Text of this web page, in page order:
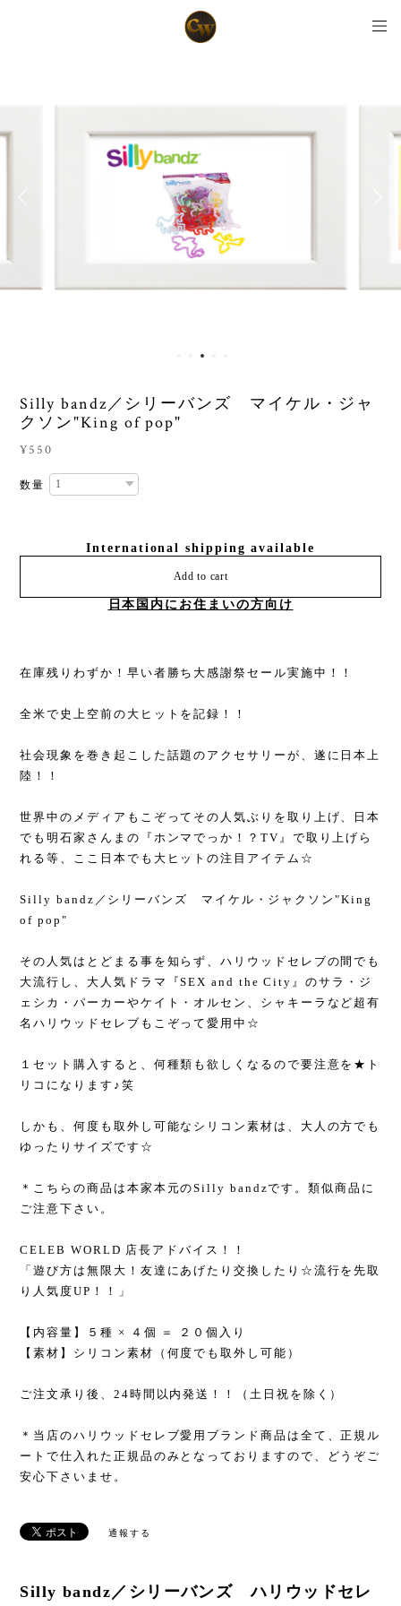
Silly bandz／シリーバンズ マイケル・ジャ
クソン"King of pop"
¥550
数量
International shipping available
Add to cart
日本国内にお住まいの方向け
在庫残りわずか！早い者勝ち大感謝祭セール実施中！！
全米で史上空前の大ヒットを記録！！
社会現象を巻き起こした話題のアクセサリーが、遂に日本上
陸！！
世界中のメディアもこぞってその人気ぶりを取り上げ、日本
でも明石家さんまの『ホンマでっか！？TV』で取り上げら
れる等、ここ日本でも大ヒットの注目アイテム☆
Silly bandz／シリーバンズ マイケル・ジャクソン"King
of pop"
その人気はとどまる事を知らず、ハリウッドセレブの間でも
大流行し、大人気ドラマ『SEX and the City』のサラ・ジ
ェシカ・パーカーやケイト・オルセン、シャキーラなど超有
名ハリウッドセレブもこぞって愛用中☆
１セット購入すると、何種類も欲しくなるので要注意を★ト
リコになります♪笑
しかも、何度も取外し可能なシリコン素材は、大人の方でも
ゆったりサイズです☆
＊こちらの商品は本家本元のSilly bandzです。類似商品に
ご注意下さい。
CELEB WORLD 店長アドバイス！！
「遊び方は無限大！友達にあげたり交換したり☆流行を先取
り人気度UP！！」
【内容量】５種 × ４個 ＝ ２０個入り
【素材】シリコン素材（何度でも取外し可能）
ご注文承り後、24時間以内発送！！（土日祝を除く）
＊当店のハリウッドセレブ愛用ブランド商品は全て、正規ル
ートで仕入れた正規品のみとなっておりますので、どうぞご
安心下さいませ。
通報する
Silly bandz／シリーバンズ ハリウッドセレ